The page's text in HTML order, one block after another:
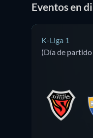
Eventos en
K-Liga 1
(Día de